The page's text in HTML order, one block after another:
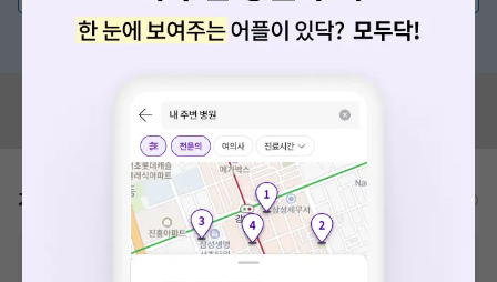
혹은, 의료상담 서비스에 다양한 게시글 보러가기
모두닥 팀에 알려주세요!
가격표 비급여/급여 진료란?
비급여 항목의 경우, 추가비용 등으로 실제 가격과 상이할 수 있으니, 정확